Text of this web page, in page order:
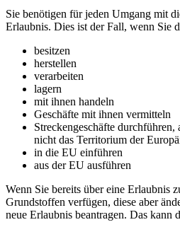
Sie benötigen für jeden Umgang mit
Erlaubnis. Dies ist der Fall, wenn Sie
besitzen
herstellen
verarbeiten
lagern
mit ihnen handeln
Geschäfte mit ihnen vermitteln
Streckengeschäfte
nicht das Territorium der
in die EU einführen
aus der EU ausführen
Wenn Sie bereits über eine Erlaubnis
Grundstoffen verfügen, diese aber
neue Erlaubnis beantragen. Das kann